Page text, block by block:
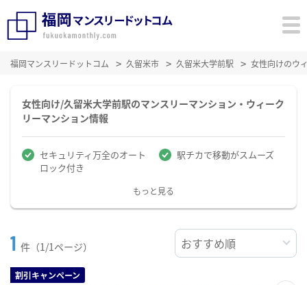
福岡マンスリードットコム 久留米市 久留米大学前駅 女性向けのウ
女性向け/久留米大学前駅のマンスリーマンション・ウィーク
リーマンション情報
セキュリティ万全のオート
ロック付き
駅チカで移動がスムーズ
もっと見る
1 件（1/1ページ）
割引キャンペーン